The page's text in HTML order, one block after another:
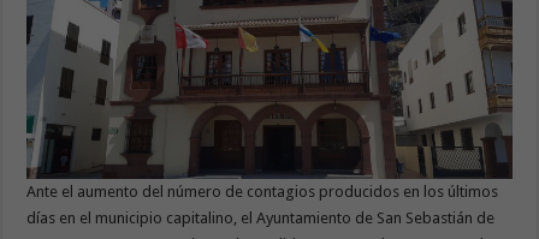
Ante el aumento del número de contagios producidos en los últimos
días en el municipio capitalino, el Ayuntamiento de San Sebastián de